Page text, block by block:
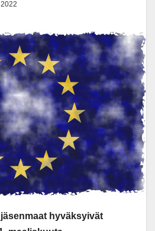
hyväksyivät